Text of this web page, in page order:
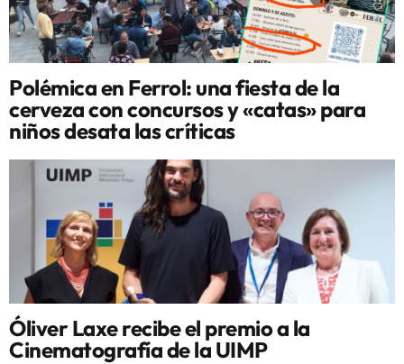
Polémica en Ferrol: una fiesta de la
cerveza con concursos y «catas» para
niños desata las críticas
Óliver Laxe recibe el premio a la
Cinematografía de la UIMP